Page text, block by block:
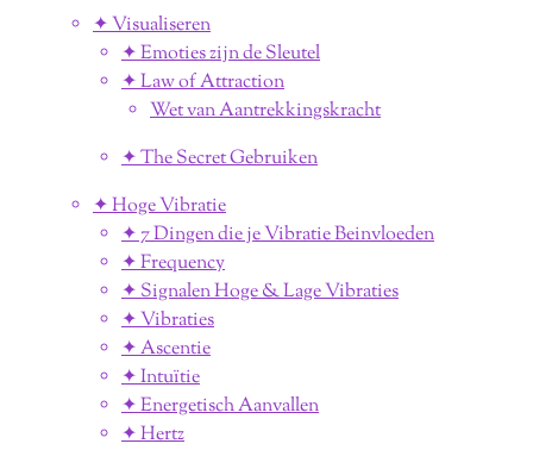
✦ Visualiseren
✦ Emoties zijn de Sleutel
✦ Law of Attraction
Wet van Aantrekkingskracht
✦ The Secret Gebruiken
✦ Hoge Vibratie
✦ 7 Dingen die je Vibratie Beinvloeden
✦ Frequency
✦ Signalen Hoge & Lage Vibraties
✦ Vibraties
✦ Ascentie
✦ Intuïtie
✦ Energetisch Aanvallen
✦ Hertz